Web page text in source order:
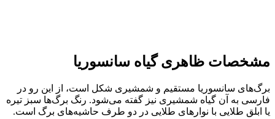
مشخصات ظاهری گیاه سانسوریا
برگ‌های سانسوریا مستقیم و شمشیری شکل است، از این رو در
فارسی به آن گیاه شمشیری نیز گفته می‌شود. رنگ برگ‌ها سبز تیره
یا ابلق طلایی با نوار‌های طلایی در دو طرف حاشیه‌های برگ است.